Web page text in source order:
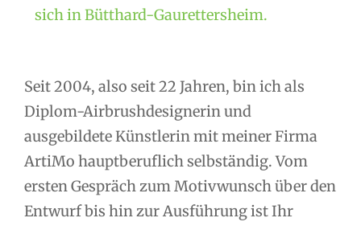
sich in Bütthard-Gaurettersheim.
Seit 2004, also seit 22 Jahren, bin ich als
Diplom-Airbrushdesignerin und
ausgebildete Künstlerin mit meiner Firma
ArtiMo hauptberuflich selbständig. Vom
ersten Gespräch zum Motivwunsch über den
Entwurf bis hin zur Ausführung ist Ihr